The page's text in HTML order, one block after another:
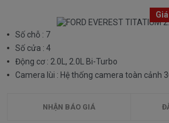
Số chỗ : 7
Số cửa : 4
Động cơ : 2.0L, 2.0L Bi-Turbo
Camera lùi : Hệ thống camera toàn cảnh
NHẬN BÁO GIÁ